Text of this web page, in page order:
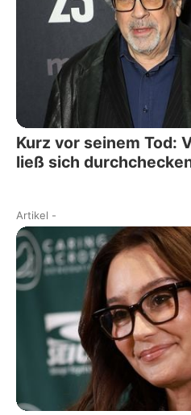
Kurz vor seinem Tod:
ließ sich
Artikel -